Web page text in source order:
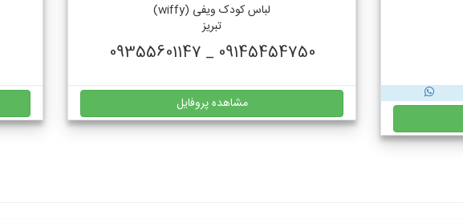
لباس کودک ویفی (wiffy)
تبریز
09145454750 _ 09355601147
مشاهده پروفایل